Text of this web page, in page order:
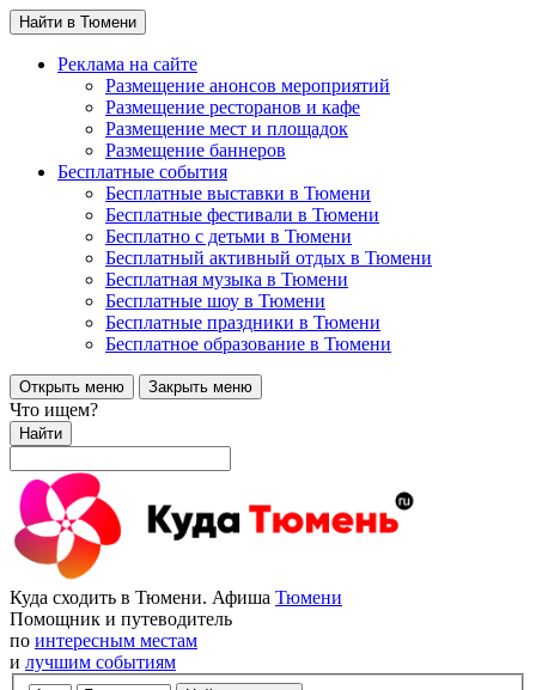
Найти в Тюмени
Реклама на сайте
Размещение анонсов мероприятий
Размещение ресторанов и кафе
Размещение мест и площадок
Размещение баннеров
Бесплатные события
Бесплатные выставки в Тюмени
Бесплатные фестивали в Тюмени
Бесплатно с детьми в Тюмени
Бесплатный активный отдых в Тюмени
Бесплатная музыка в Тюмени
Бесплатные шоу в Тюмени
Бесплатные праздники в Тюмени
Бесплатное образование в Тюмени
Открыть меню Закрыть меню
Что ищем?
Найти
Куда сходить в Тюмени. Афиша Тюмени
Помощник и путеводитель
по интересным местам
и лучшим событиям